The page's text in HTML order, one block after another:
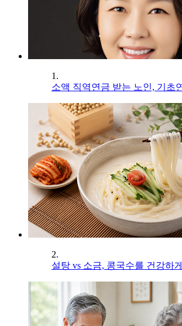
1.
소액 직역연금 받는 노인, 기초
2.
설탕 vs 소금, 콩국수를 건강하